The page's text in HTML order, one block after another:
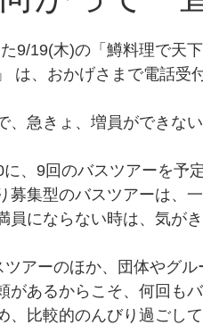
9/19(木)の「鱒料理で天
は、おかげさまで電話受
、急きょ、増員ができな
、9回のバスツアーを予
募集型のバスツアーは、
員にならない時は、気が
アーのほか、団体やグ
があるからこそ、何回も
、比較的のんびり過ごし